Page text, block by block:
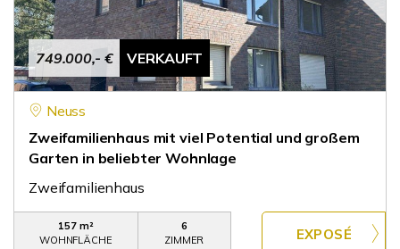
749.000,- € VERKAUFT
Neuss
Zweifamilienhaus mit viel Potential und großem
Garten in beliebter Wohnlage
Zweifamilienhaus
157 m²
WOHNFLÄCHE
6
ZIMMER